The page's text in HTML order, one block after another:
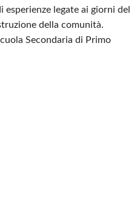
esperienze legate ai giorni del
della comunità.
Secondaria di Primo